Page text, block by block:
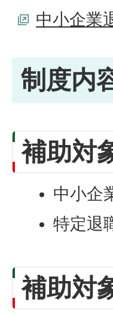
中小企業
制度内
補助対
中小企
特定退
補助対